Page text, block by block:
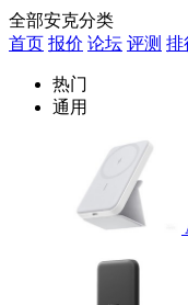
全部安克分类
首页 报价 论坛 评测 排
热门
通用